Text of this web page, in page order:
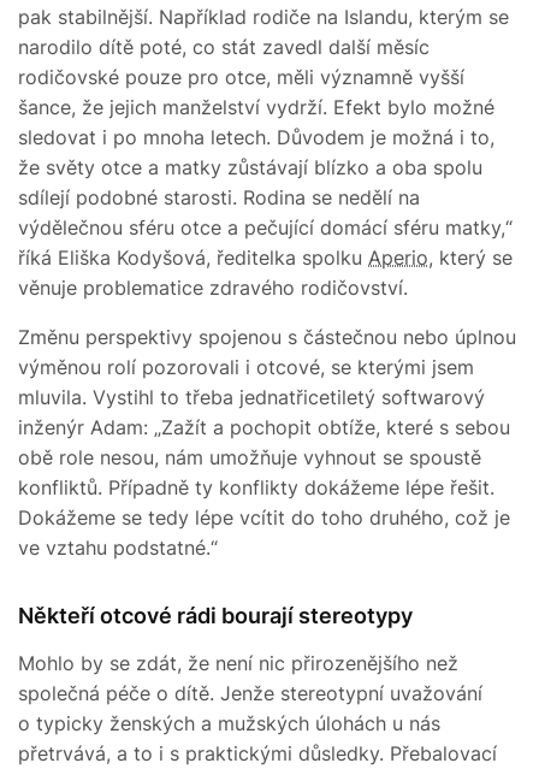
pak stabilnější. Například rodiče na Islandu, kterým se
narodilo dítě poté, co stát zavedl další měsíc
rodičovské pouze pro otce, měli významně vyšší
šance, že jejich manželství vydrží. Efekt bylo možné
sledovat i po mnoha letech. Důvodem je možná i to,
že světy otce a matky zůstávají blízko a oba spolu
sdílejí podobné starosti. Rodina se nedělí na
výdělečnou sféru otce a pečující domácí sféru matky,“
říká Eliška Kodyšová, ředitelka spolku Aperio, který se
věnuje problematice zdravého rodičovství.
Změnu perspektivy spojenou s částečnou nebo úplnou
výměnou rolí pozorovali i otcové, se kterými jsem
mluvila. Vystihl to třeba jednatřicetiletý softwarový
inženýr Adam: „Zažít a pochopit obtíže, které s sebou
obě role nesou, nám umožňuje vyhnout se spoustě
konfliktů. Případně ty konflikty dokážeme lépe řešit.
Dokážeme se tedy lépe vcítit do toho druhého, což je
ve vztahu podstatné.“
Někteří otcové rádi bourají stereotypy
Mohlo by se zdát, že není nic přirozenějšího než
společná péče o dítě. Jenže stereotypní uvažování
o typicky ženských a mužských úlohách u nás
přetrvává, a to i s praktickými důsledky. Přebalovací